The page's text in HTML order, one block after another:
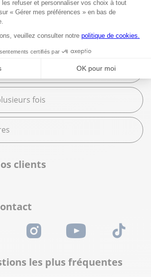
scolaires
fois
clients
Instagram Youtube TikTok
les plus fréquentes